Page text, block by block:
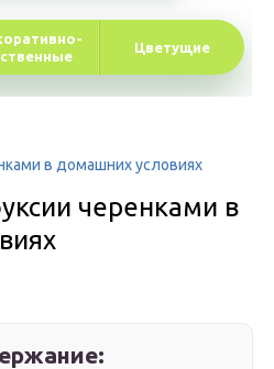
Цветущие
в домашних условиях
черенками в